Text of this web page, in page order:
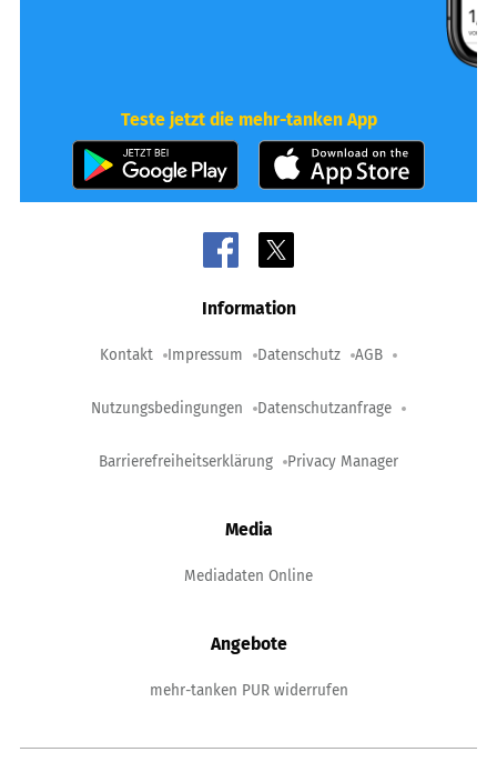
Teste jetzt die mehr-tanken App
Information
Kontakt Impressum Datenschutz AGB
Nutzungsbedingungen Datenschutzanfrage
Barrierefreiheitserklärung Privacy Manager
Media
Mediadaten Online
Angebote
mehr-tanken PUR widerrufen